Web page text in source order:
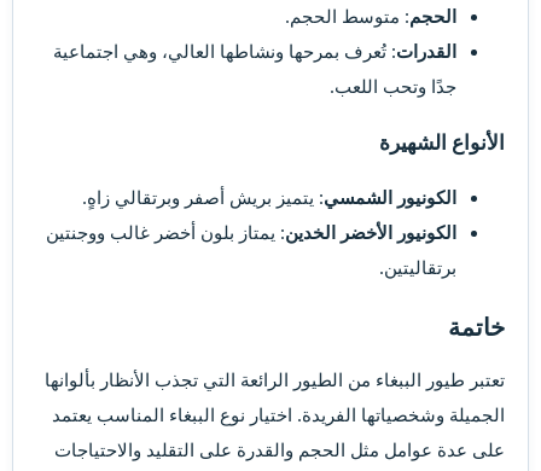
الحجم: متوسط الحجم.
القدرات: تُعرف بمرحها ونشاطها العالي، وهي اجتماعية
جدًا وتحب اللعب.
الأنواع الشهيرة​
الكونيور الشمسي: يتميز بريش أصفر وبرتقالي زاهٍ.
الكونيور الأخضر الخدين: يمتاز بلون أخضر غالب ووجنتين
برتقاليتين.
خاتمة​
تعتبر طيور الببغاء من الطيور الرائعة التي تجذب الأنظار بألوانها
الجميلة وشخصياتها الفريدة. اختيار نوع الببغاء المناسب يعتمد
على عدة عوامل مثل الحجم والقدرة على التقليد والاحتياجات